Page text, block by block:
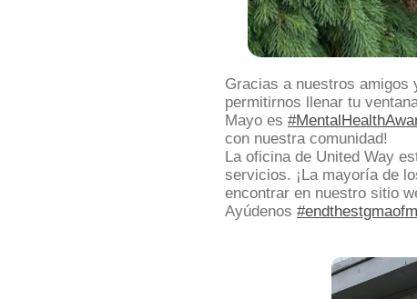
Gracias a nuestros amigos
permitirnos llenar tu
Mayo es
con nuestra comunidad!
La oficina de United Way
servicios. ¡La mayoría de
encontrar en nuestro sitio
Ayúdenos